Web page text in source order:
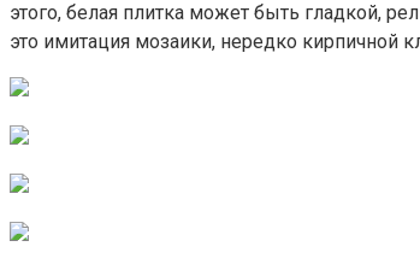
этого, белая плитка может быть гладкой,
это имитация мозаики, нередко кирпичной